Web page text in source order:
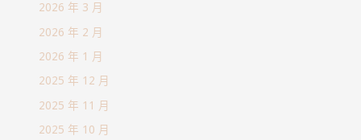
2026 年 3 月
2026 年 2 月
2026 年 1 月
2025 年 12 月
2025 年 11 月
2025 年 10 月